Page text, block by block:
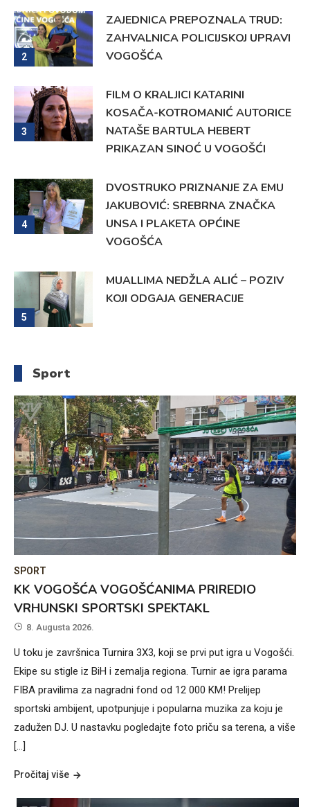
2
ZAJEDNICA PREPOZNALA TRUD:
ZAHVALNICA POLICIJSKOJ UPRAVI
VOGOŠĆA
3
FILM O KRALJICI KATARINI
KOSAČA-KOTROMANIĆ AUTORICE
NATAŠE BARTULA HEBERT
PRIKAZAN SINOĆ U VOGOŠĆI
4
DVOSTRUKO PRIZNANJE ZA EMU
JAKUBOVIĆ: SREBRNA ZNAČKA
UNSA I PLAKETA OPĆINE
VOGOŠĆA
5
MUALLIMA NEDŽLA ALIĆ – POZIV
KOJI ODGAJA GENERACIJE
Sport
SPORT
KK VOGOŠĆA VOGOŠĆANIMA PRIREDIO
VRHUNSKI SPORTSKI SPEKTAKL
8. Augusta 2026.
U toku je završnica Turnira 3X3, koji se prvi put igra u Vogošći.
Ekipe su stigle iz BiH i zemalja regiona. Turnir ae igra parama
FIBA pravilima za nagradni fond od 12 000 KM! Prelijep
sportski ambijent, upotpunjuje i popularna muzika za koju je
zadužen DJ. U nastavku pogledajte foto priču sa terena, a više
[…]
Pročitaj više